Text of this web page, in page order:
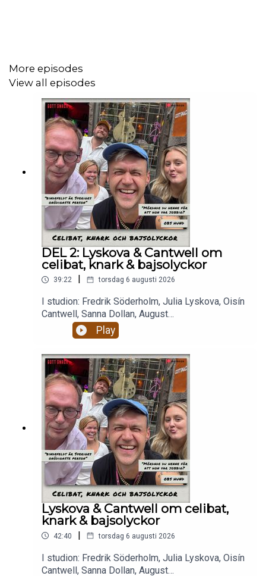
💩 Dollan hade en olycka på sin födelsedag men gjorde
framstod med självkänslan!
❤️‍🩹 Fredrik har träffat den han BÄVAT inför att träffa
men det gick BRA!
💖Tack för att ni är en del av detta vackra kulturprojekt!
Hela avsnittet påpatreon.com/gottsnack
More episodes
View all episodes
DEL 2: Lyskova & Cantwell om
celibat, knark & bajsolyckor
39:22 torsdag 6 augusti 2026
I studion: Fredrik Söderholm, Julia Lyskova, Oisín
Cantwell, Sanna Dollan, August
BohlinBajsolyckor. Livets största smärtor.Alkohol,
droger och RISKbruk.Celibat och berakups.Nästan
två timmar magiskt mys som eskalerar ju fullare
alla blir och ju mer dement kantarell
blir.Enjoy! Stötta oss på patreon.com/gottsnack
och få HELA avsnittet!
Play
Lyskova & Cantwell om celibat,
knark & bajsolyckor
42:40 | torsdag 6 augusti 2026
I studion: Fredrik Söderholm, Julia Lyskova, Oisín
Cantwell, Sanna Dollan, August